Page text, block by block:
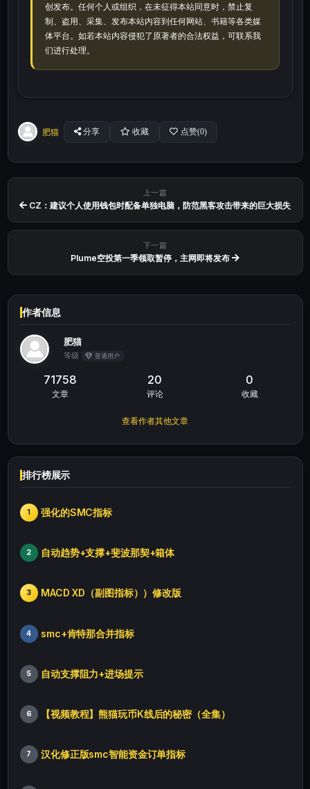
创发布。任何个人或组织，在未征得本站同意时，禁止复
制、盗用、采集、发布本站内容到任何网站、书籍等各类媒
体平台。如若本站内容侵犯了原著者的合法权益，可联系我
们进行处理。
肥猫 分享 收藏 点赞(0)
上一篇
CZ：建议个人使用钱包时配备单独电脑，防范黑客攻击带来的巨大损失
下一篇
Plume空投第一季领取暂停，主网即将发布
作者信息
肥猫
等级 普通用户
71758
文章
20
评论
0
收藏
查看作者其他文章
排行榜展示
1 强化的SMC指标
2 自动趋势+支撑+斐波那契+箱体
3 MACD XD（副图指标））修改版
4 smc+肯特那合并指标
5 自动支撑阻力+进场提示
6 【视频教程】熊猫玩币K线后的秘密（全集）
7 汉化修正版smc智能资金订单指标